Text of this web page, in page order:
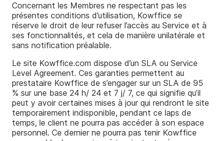
Concernant les Membres ne respectant pas les
présentes conditions d’utilisation, Kowffice se
réserve le droit de leur refuser l’accès au Service et à
ses fonctionnalités, et cela de manière unilatérale et
sans notification préalable.
Le site Kowffice.com dispose d’un SLA ou Service
Level Agreement. Ces garanties permettent au
prestataire Kowffice de s’engager sur un SLA de 95
% sur une base 24 h/ 24 et 7 j/ 7, ce qui signifie qu’il
peut y avoir certaines mises à jour qui rendront le site
temporairement indisponible, pendant ce laps de
temps, le client ne pourra pas accéder à son espace
personnel. Ce dernier ne pourra pas tenir Kowffice